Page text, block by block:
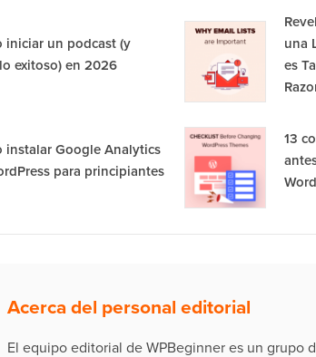
iniciar un podcast (y
exitoso) en 2026
una
es
instalar Google Analytics
para principiantes
13
Acerca del personal editorial
El equipo editorial de WPBeginner es un grupo